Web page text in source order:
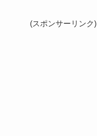
(スポンサーリンク)